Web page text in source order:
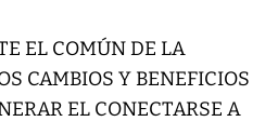
EL COMÚN DE LA
CAMBIOS Y BENEFICIOS
EL CONECTARSE A